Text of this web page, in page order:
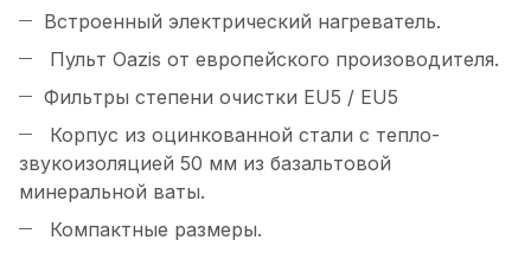
Встроенный электрический нагреватель.
Пульт Oazis от европейского произоводителя.
Фильтры степени очистки EU5 / EU5
Корпус из оцинкованной стали с тепло-
звукоизоляцией 50 мм из базальтовой
минеральной ваты.
Компактные размеры.